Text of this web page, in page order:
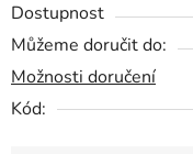
Dostupnost
Můžeme doručit do:
Možnosti doručení
Kód: